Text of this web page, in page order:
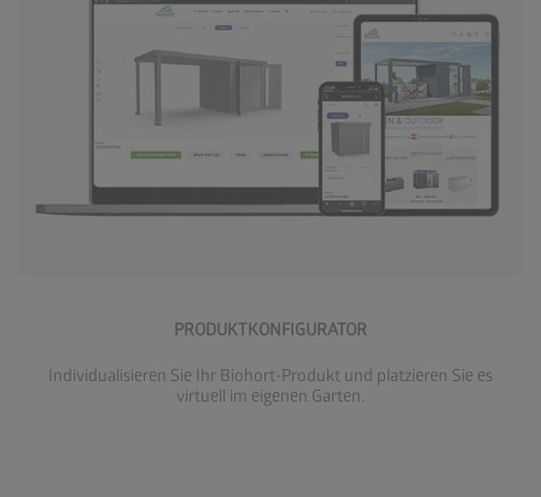
PRODUKTKONFIGURATOR
Individualisieren Sie Ihr Biohort-Produkt und platzieren Sie es
virtuell im eigenen Garten.